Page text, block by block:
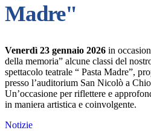
Madre"
Venerdì 23 gennaio 2026 in
della memoria” alcune classi del
spettacolo teatrale “ Pasta Madre”,
presso l’auditorium San Nicolò a
Un’occasione per riflettere e
in maniera artistica e coinvolgente.
Notizie